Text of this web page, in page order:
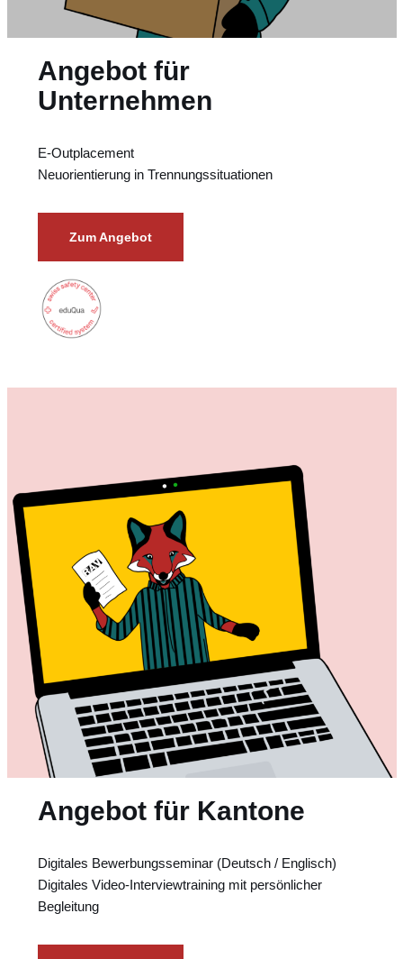
Angebot für
Unternehmen
E-Outplacement
Neuorientierung in Trennungssituationen
Zum Angebot
Angebot für Kantone
Digitales Bewerbungsseminar (Deutsch / Englisch)
Digitales Video-Interviewtraining mit persönlicher
Begleitung